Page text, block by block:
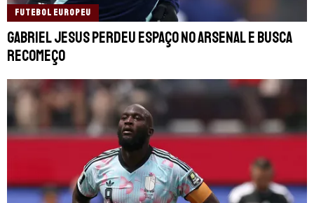
FUTEBOL EUROPEU
Gabriel Jesus perdeu espaço no Arsenal e busca
recomeço